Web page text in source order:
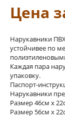
Цена
Нарукавники
устойчивее по
Каждая пара
упаковку.
Паспорт-
Нарукавники
Размер 46см х
Размер 56см х